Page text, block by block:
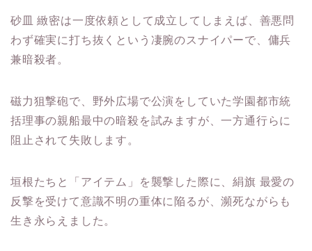
砂皿 緻密は一度依頼として成立してしまえば、善悪問
わず確実に打ち抜くという凄腕のスナイパーで、傭兵
兼暗殺者。
磁力狙撃砲で、野外広場で公演をしていた学園都市統
括理事の親船最中の暗殺を試みますが、一方通行らに
阻止されて失敗します。
垣根たちと「アイテム」を襲撃した際に、絹旗 最愛の
反撃を受けて意識不明の重体に陥るが、瀕死ながらも
生き永らえました。